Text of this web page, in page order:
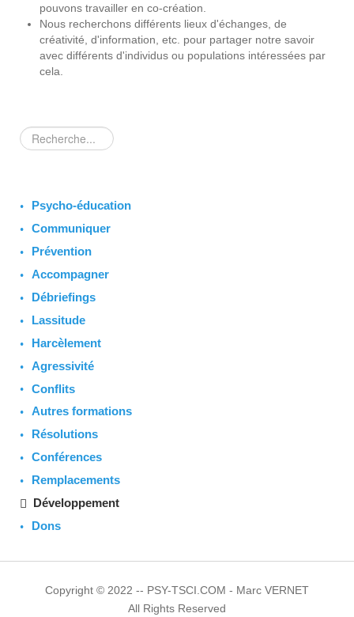
pouvons travailler en co-création.
Nous recherchons différents lieux d'échanges, de
créativité, d'information, etc. pour partager notre savoir
avec différents d'individus ou populations intéressées par
cela.
Rechercher
Psycho-éducation
Communiquer
Prévention
Accompagner
Débriefings
Lassitude
Harcèlement
Agressivité
Conflits
Autres formations
Résolutions
Conférences
Remplacements
Développement
Dons
Copyright © 2022 -- PSY-TSCI.COM - Marc VERNET
All Rights Reserved